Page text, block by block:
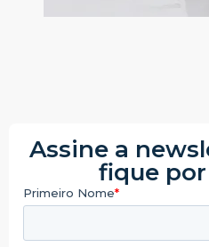
Assine a
fique